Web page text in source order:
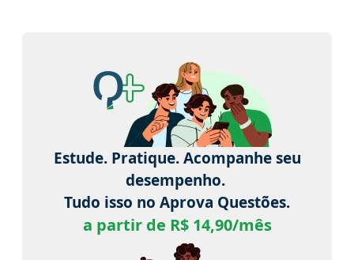
Estude. Pratique. Acompanhe seu
desempenho.
Tudo isso no Aprova Questões.
a partir de R$ 14,90/mês